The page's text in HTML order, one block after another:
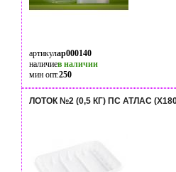
артикулap000140
наличиев наличии
мин опт.250
ЛОТОК №2 (0,5 КГ) ПС АТЛАС